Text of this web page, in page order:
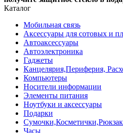
Каталог
Мобильная связь
Аксессуары для сотовых и
Автоаксессуары
Автоэлектроника
Гаджеты
Канцелярия,Периферия,
Компьютеры
Носители информации
Элементы питания
Ноутбуки и аксессуары
Подарки
Часы